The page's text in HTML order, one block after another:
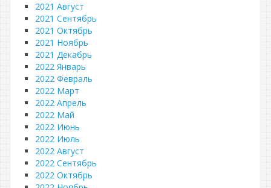
2021 Август
2021 Сентябрь
2021 Октябрь
2021 Ноябрь
2021 Декабрь
2022 Январь
2022 Февраль
2022 Март
2022 Апрель
2022 Май
2022 Июнь
2022 Июль
2022 Август
2022 Сентябрь
2022 Октябрь